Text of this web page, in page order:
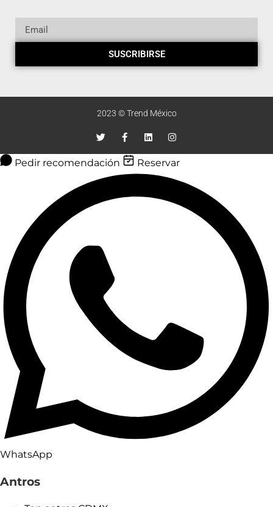
SUSCRIBIRSE
2023 © Trend México
Pedir recomendación Reservar
WhatsApp
Antros